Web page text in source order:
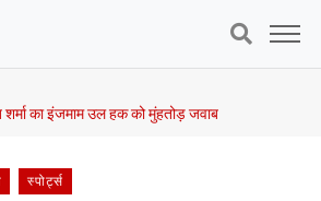
शर्मा का इंजमाम उल हक को मुंहतोड़ जवाब
स्पोर्ट्स